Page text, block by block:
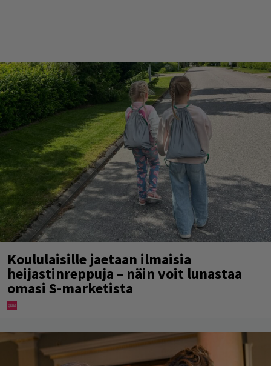
Koululaisille jaetaan ilmaisia
heijastinreppuja – näin voit lunastaa
omasi S-marketista